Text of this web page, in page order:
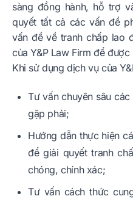
sàng đồng hành, hỗ trợ
quyết tất cả các vấn đề
vấn đề về tranh chấp lao
của Y&P Law Firm để
Khi sử dụng dịch vụ của
Tư vấn chuyên sâu
gặp phải;
Hướng dẫn thực hiện
để giải quyết tranh
chóng, chính xác;
Tư vấn cách thức